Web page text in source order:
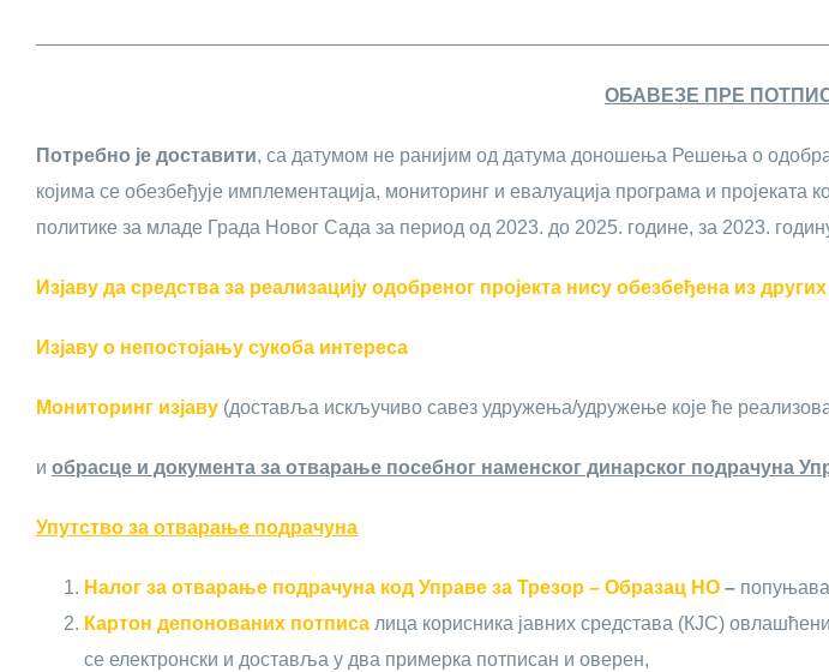
ОБАВЕЗЕ ПРЕ
Потребно је доставити, са датумом не ранијим од датума доношења Решења о
којима се обезбеђује имплементација, мониторинг и евалуација програма и
политике за младе Града Новог Сада за период од 2023. до 2025. године, за 2023.
Изјаву да средства за реализацију одобреног пројекта нису обезбеђена из
Изјаву о непостојању сукоба интереса
Мониторинг изјаву (доставља искључиво савез удружења/удружење које ће
и обрасце и документа за отварање посебног наменског динарског подрачуна
Упутство за отварање подрачуна
Налог за отварање подрачуна код Управе за Трезор – Образац НО –
Картон депонованих потписа лица корисника јавних средстава (КЈС)
се електронски и доставља у два примерка потписан и оверен,